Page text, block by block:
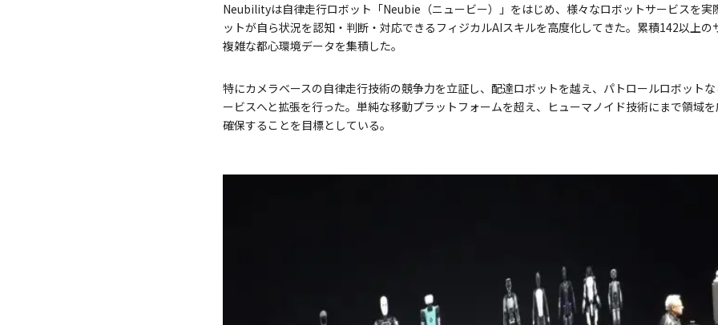
Neubilityは自律走行ロボット「Neubie（ニュービー）」をはじめ、様々なロボットサービスを実
ットが自ら状況を認知・判断・対応できるフィジカルAIスキルを高度化してきた。累積142以上の
複雑な都心環境データを集積した。
特にカメラベースの自律走行技術の競争力を立証し、配達ロボットを越え、パトロールロボット
ービスへと拡張を行った。単純な移動プラットフォームを超え、ヒューマノイド技術にまで領域
確保することを目標としている。